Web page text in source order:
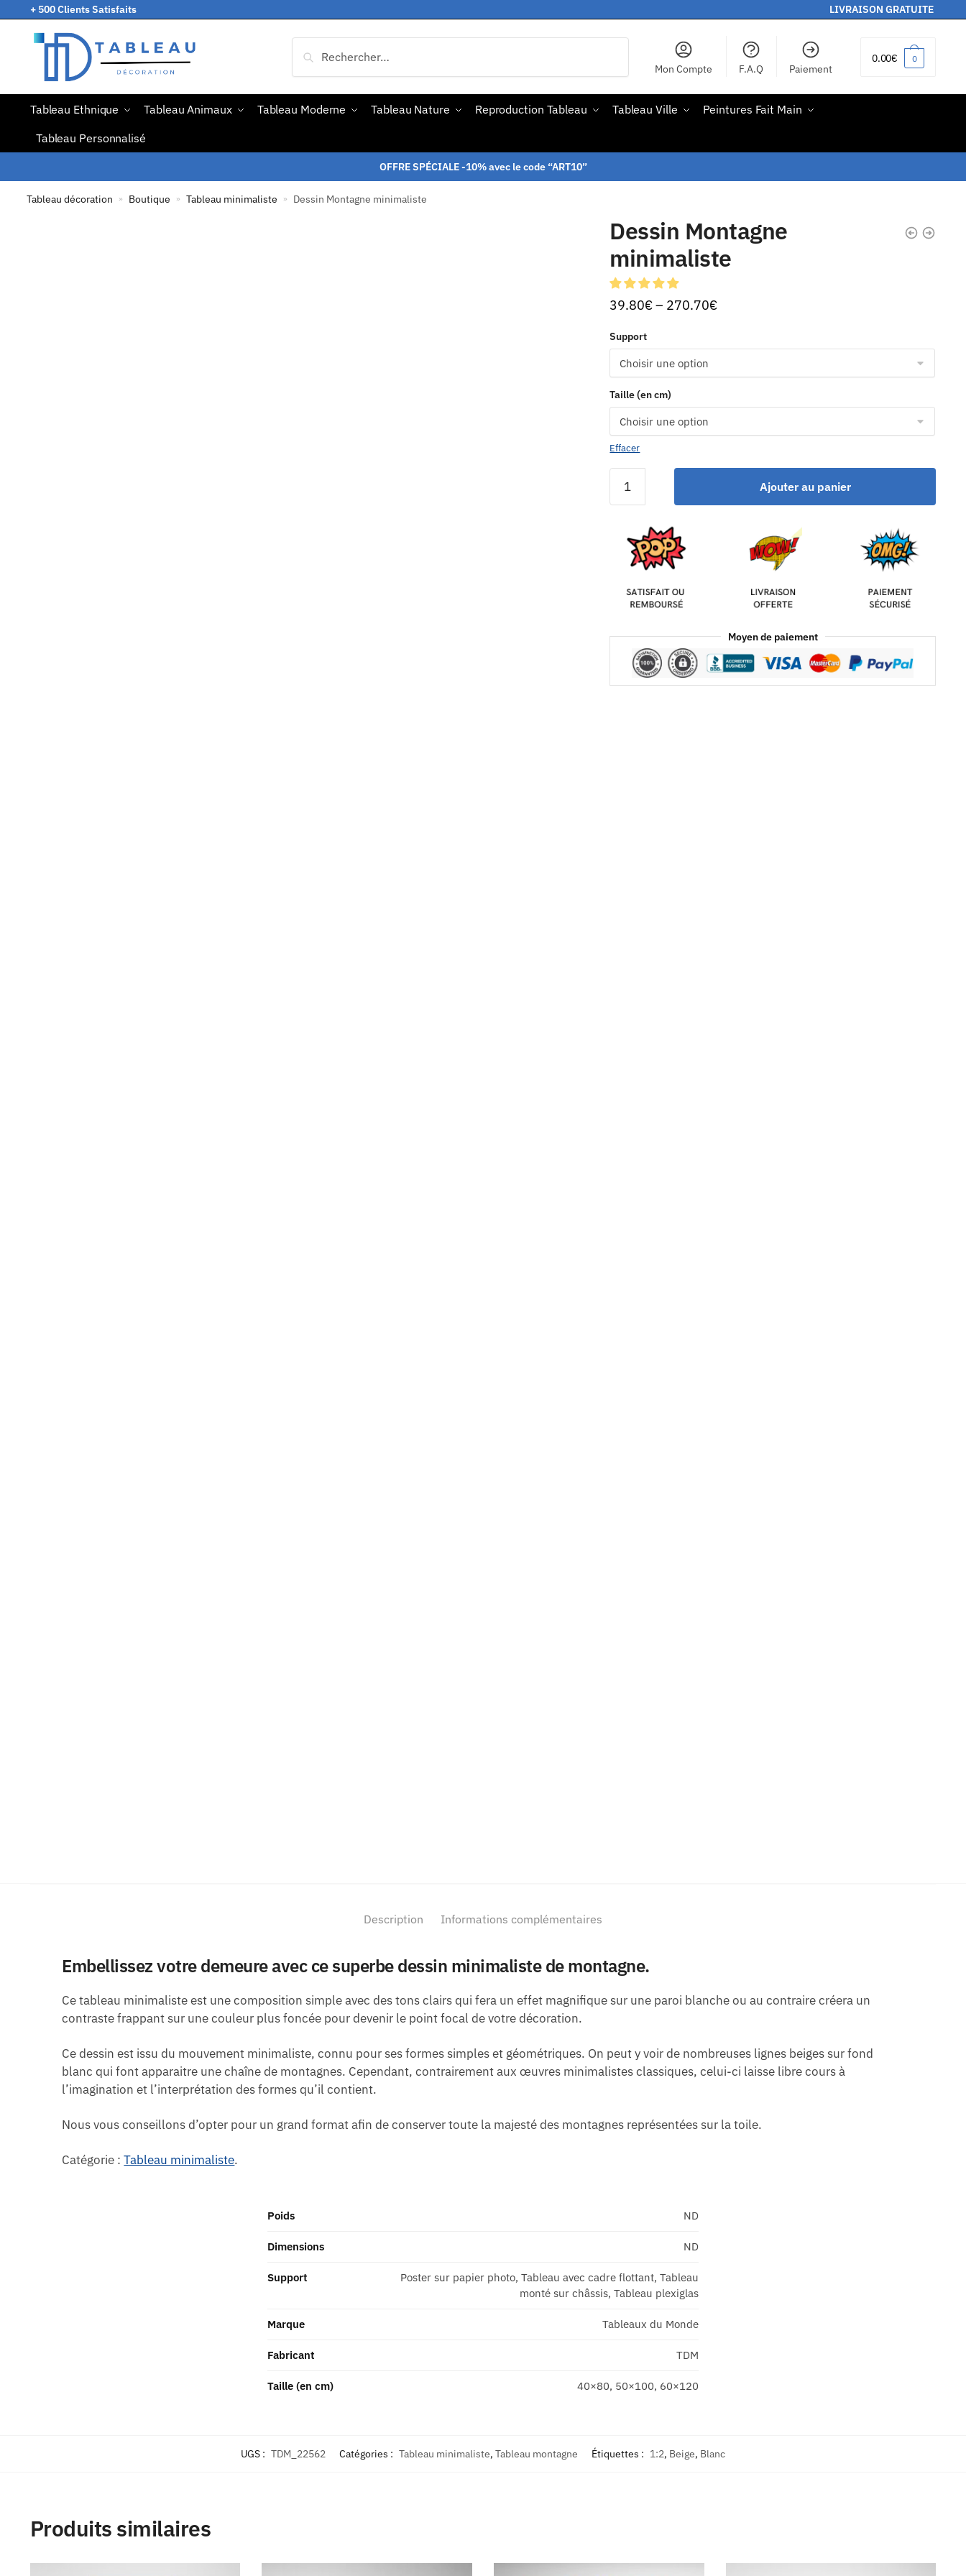
+ 500 Clients Satisfaits LIVRAISON GRATUITE
Mon Compte F.A.Q Paiement
0.00€ 0
Tableau Ethnique Tableau Animaux Tableau Moderne Tableau Nature Reproduction Tableau Tableau Ville
Peintures Fait Main
Tableau Personnalisé
OFFRE SPÉCIALE -10% avec le code “ART10”
Tableau décoration » Boutique » Tableau minimaliste » Dessin Montagne minimaliste
Dessin Montagne
minimaliste
39.80€– 270.70€
Support
Taille (en cm)
Effacer
Ajouter au panier
Moyen de paiement
Description Informations complémentaires
Embellissez votre demeure avec ce superbe dessin minimaliste de montagne.
Ce tableau minimaliste est une composition simple avec des tons clairs qui fera un effet magnifique sur une paroi blanche ou au contraire créera un
contraste frappant sur une couleur plus foncée pour devenir le point focal de votre décoration.
Ce dessin est issu du mouvement minimaliste, connu pour ses formes simples et géométriques. On peut y voir de nombreuses lignes beiges sur fond
blanc qui font apparaitre une chaîne de montagnes. Cependant, contrairement aux œuvres minimalistes classiques, celui-ci laisse libre cours à
l’imagination et l’interprétation des formes qu’il contient.
Nous vous conseillons d’opter pour un grand format afin de conserver toute la majesté des montagnes représentées sur la toile.
Catégorie :Tableau minimaliste.
Poids ND
Dimensions ND
Support
Poster sur papier photo, Tableau avec cadre flottant, Tableau
monté sur châssis, Tableau plexiglas
Marque Tableaux du Monde
Fabricant TDM
Taille (en cm) 40×80, 50×100, 60×120
UGS : TDM_22562 Catégories : Tableau minimaliste, Tableau montagne Étiquettes : 1:2, Beige, Blanc
Produits similaires